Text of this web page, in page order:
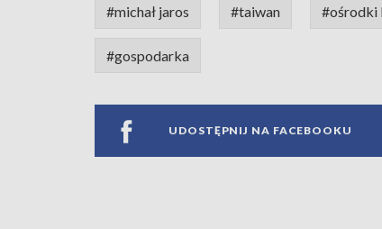
#michał jaros #taiwan #ośrodki
#gospodarka
UDOSTĘPNIJ NA FACEBOOKU